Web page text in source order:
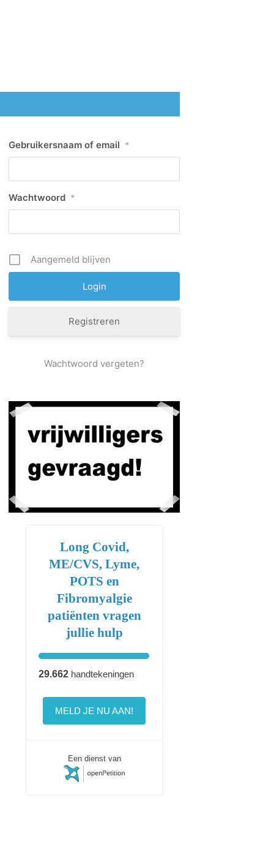
Gebruikersnaam of email *
Wachtwoord *
Aangemeld blijven
Registreren
Wachtwoord vergeten?
Long Covid,
ME/CVS, Lyme,
POTS en
Fibromyalgie
patiënten vragen
jullie hulp
29.662handtekeningen
MELD JE NU AAN!
Een dienst van